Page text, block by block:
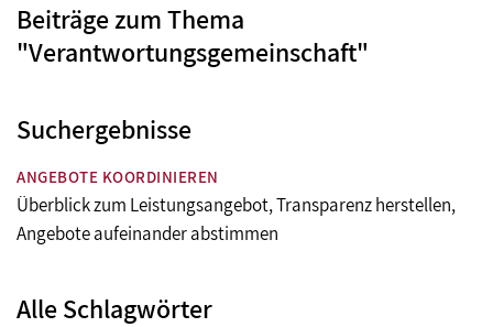
Beiträge zum Thema
"Verantwortungsgemeinschaft"
Suchergebnisse
ANGEBOTE KOORDINIEREN
Überblick zum Leistungsangebot, Transparenz herstellen,
Angebote aufeinander abstimmen
Alle Schlagwörter